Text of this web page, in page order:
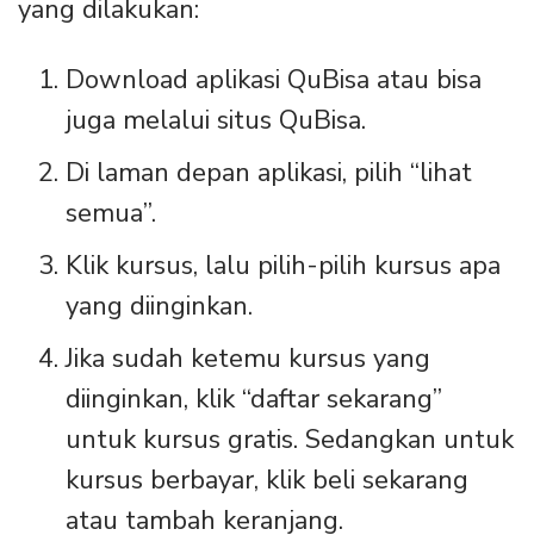
yang dilakukan:
Download aplikasi QuBisa atau bisa
juga melalui situs QuBisa.
Di laman depan aplikasi, pilih “lihat
semua”.
Klik kursus, lalu pilih-pilih kursus apa
yang diinginkan.
Jika sudah ketemu kursus yang
diinginkan, klik “daftar sekarang”
untuk kursus gratis. Sedangkan untuk
kursus berbayar, klik beli sekarang
atau tambah keranjang.